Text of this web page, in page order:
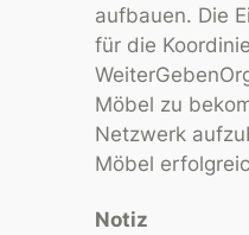
aufbauen. Die
für die
Möbel zu
Netzwerk
Möbel
Notiz